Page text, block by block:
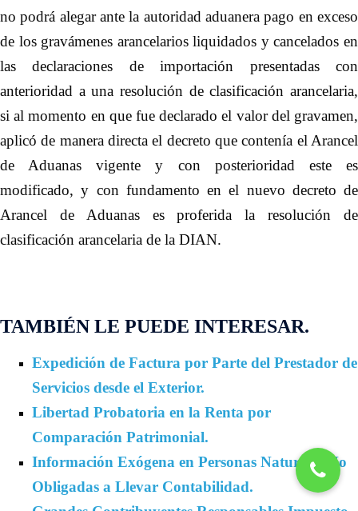
no podrá alegar ante la autoridad aduanera pago en exceso
de los gravámenes arancelarios liquidados y cancelados en
las declaraciones de importación presentadas con
anterioridad a una resolución de clasificación arancelaria,
si al momento en que fue declarado el valor del gravamen,
aplicó de manera directa el decreto que contenía el Arancel
de Aduanas vigente y con posterioridad este es
modificado, y con fundamento en el nuevo decreto de
Arancel de Aduanas es proferida la resolución de
clasificación arancelaria de la DIAN.
TAMBIÉN LE PUEDE INTERESAR.
Expedición de Factura por Parte del Prestador de
Servicios desde el Exterior.
Libertad Probatoria en la Renta por
Comparación Patrimonial.
Información Exógena en Personas Naturales No
Obligadas a Llevar Contabilidad.